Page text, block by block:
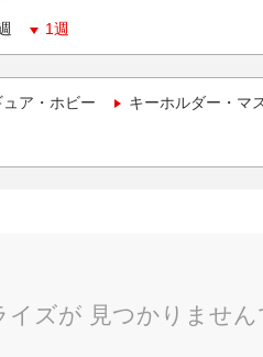
1週
ュア・ホビー キーホルダー・マ